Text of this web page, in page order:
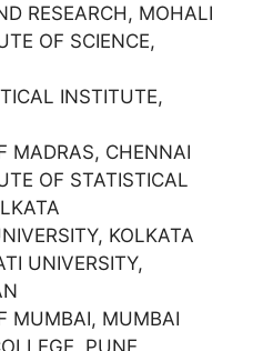
RESEARCH, MOHALI
OF SCIENCE,
INSTITUTE,
MADRAS, CHENNAI
OF STATISTICAL
KOLKATA
UNIVERSITY,
MUMBAI, MUMBAI
PUNE